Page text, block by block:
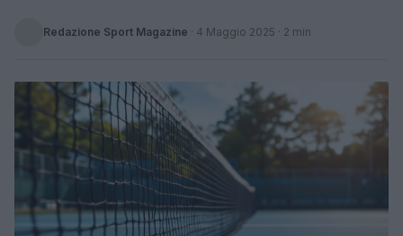
Redazione Sport Magazine · 4 Maggio 2025 · 2 min